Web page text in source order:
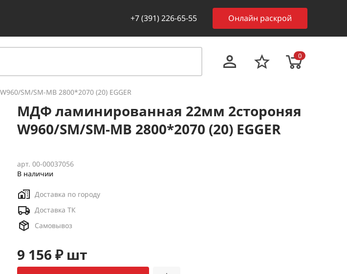
+7 (391) 226-65-55 Онлайн раскрой
0
SM/SM-MB 2800*2070 (20) EGGER
МДФ ламинированная 22мм 2стороняя
W960/SM/SM-MB 2800*2070 (20) EGGER
арт. 00-00037056
В наличии
Доставка по городу
Доставка ТК
Самовывоз
9 156 ₽ шт